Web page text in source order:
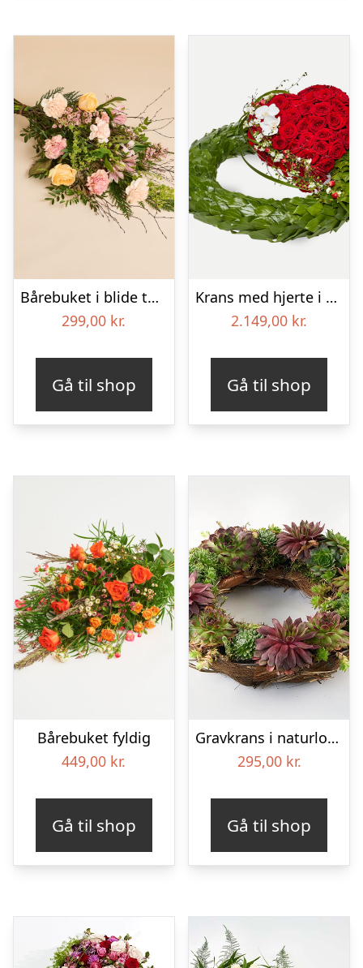
Bårebuket i blide toner
299,00 kr.
Gå til shop
Krans med hjerte i klassisk stil – rød og hvid
2.149,00 kr.
Gå til shop
Bårebuket fyldig
449,00 kr.
Gå til shop
Gravkrans i naturlook – Blomster til begravelse
295,00 kr.
Gå til shop